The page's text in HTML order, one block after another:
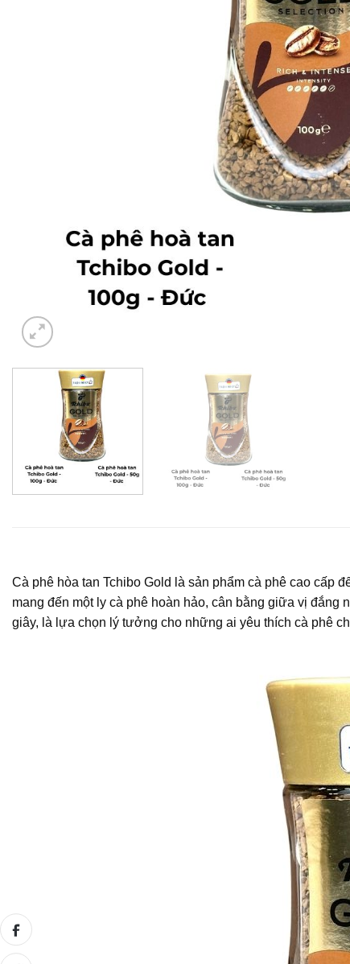
Cà phê hòa tan Tchibo Gold là sản phẩm cà phê cao
mang đến một ly cà phê hoàn hảo, cân bằng giữa vị
giây, là lựa chọn lý tưởng cho những ai yêu thích cà phê